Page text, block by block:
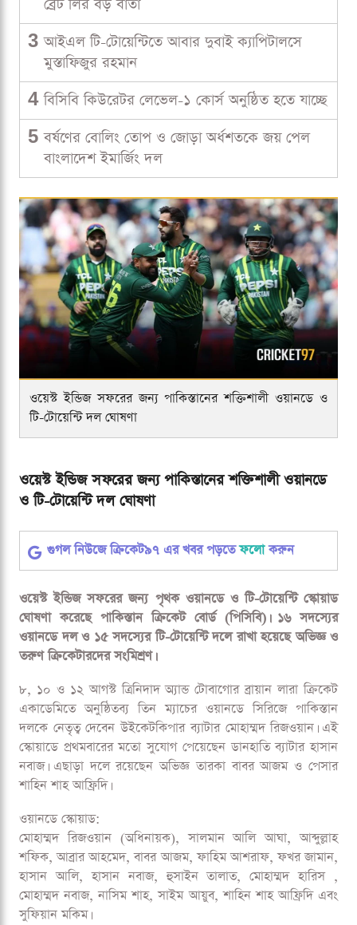
ব্রেট লির বড় বার্তা
3 আইএল টি-টোয়েন্টিতে আবার দুবাই ক্যাপিটালসে
মুস্তাফিজুর রহমান
4 বিসিবি কিউরেটর লেভেল-১ কোর্স অনুষ্ঠিত হতে যাচ্ছে
5 বর্ষণের বোলিং তোপ ও জোড়া অর্ধশতকে জয় পেল
বাংলাদেশ ইমার্জিং দল
ওয়েস্ট ইন্ডিজ সফরের জন্য পাকিস্তানের শক্তিশালী ওয়ানডে ও
টি-টোয়েন্টি দল ঘোষণা
ওয়েস্ট ইন্ডিজ সফরের জন্য পাকিস্তানের শক্তিশালী ওয়ানডে
ও টি-টোয়েন্টি দল ঘোষণা
গুগল নিউজে ক্রিকেট৯৭ এর খবর পড়তেফলোকরুন
ওয়েস্ট ইন্ডিজ সফরের জন্য পৃথক ওয়ানডে ও টি-টোয়েন্টি স্কোয়াড
ঘোষণা করেছে পাকিস্তান ক্রিকেট বোর্ড (পিসিবি)। ১৬ সদস্যের
ওয়ানডে দল ও ১৫ সদস্যের টি-টোয়েন্টি দলে রাখা হয়েছে অভিজ্ঞ ও
তরুণ ক্রিকেটারদের সংমিশ্রণ।
৮, ১০ ও ১২ আগস্ট ত্রিনিদাদ অ্যান্ড টোবাগোর ব্রায়ান লারা ক্রিকেট
একাডেমিতে অনুষ্ঠিতব্য তিন ম্যাচের ওয়ানডে সিরিজে পাকিস্তান
দলকে নেতৃত্ব দেবেন উইকেটকিপার ব্যাটার মোহাম্মদ রিজওয়ান। এই
স্কোয়াডে প্রথমবারের মতো সুযোগ পেয়েছেন ডানহাতি ব্যাটার হাসান
নবাজ। এছাড়া দলে রয়েছেন অভিজ্ঞ তারকা বাবর আজম ও পেসার
শাহিন শাহ আফ্রিদি।
ওয়ানডে স্কোয়াড:
মোহাম্মদ রিজওয়ান (অধিনায়ক), সালমান আলি আঘা, আব্দুল্লাহ
শফিক, আব্রার আহমেদ, বাবর আজম, ফাহিম আশরাফ, ফখর জামান,
হাসান আলি, হাসান নবাজ, হুসাইন তালাত, মোহাম্মদ হারিস ,
মোহাম্মদ নবাজ, নাসিম শাহ, সাইম আয়ুব, শাহিন শাহ আফ্রিদি এবং
সুফিয়ান মকিম।